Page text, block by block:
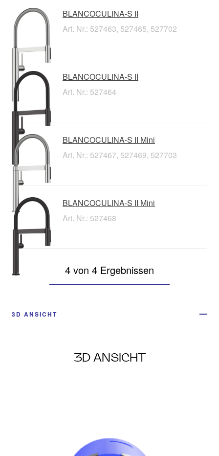
BLANCOCULINA-S II
Art. Nr.: 527463, 527465, 527702
BLANCOCULINA-S II
Art. Nr.: 527464
BLANCOCULINA-S II Mini
Art. Nr.: 527467, 527469, 527703
BLANCOCULINA-S II Mini
Art. Nr.: 527468
4 von 4 Ergebnissen
3D ANSICHT
3D ANSICHT